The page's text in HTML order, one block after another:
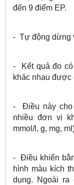
đến 9 điểm EP.
- Tự động dừng
- Kết quả đo
khác nhau
- Điều này cho
nhiều đơn vị
mmol/l, g, mg,
- Điều khiển
hình màu kích
dụng. Ngoài ra